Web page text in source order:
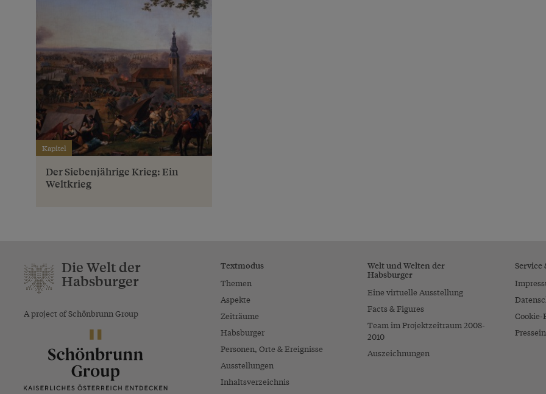
Kapitel
Der Siebenjährige Krieg: Ein
Weltkrieg
Die Welt der
Habsburger
A project of Schönbrunn Group
Textmodus
Themen
Aspekte
Zeiträume
Habsburger
Personen, Orte & Ereignisse
Ausstellungen
Inhaltsverzeichnis
Welt und Welten der
Habsburger
Eine virtuelle Ausstellung
Facts & Figures
Team im Projektzeitraum 2008-
2010
Auszeichnungen